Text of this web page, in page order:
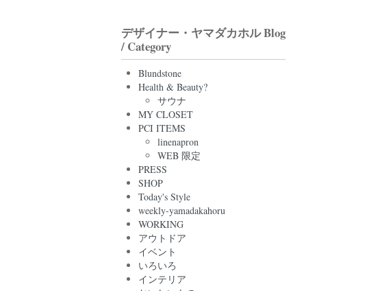
デザイナー・ヤマダカホル Blog
/ Category
Blundstone
Health & Beauty?
サウナ
MY CLOSET
PCI ITEMS
linenapron
WEB 限定
PRESS
SHOP
Today's Style
weekly-yamadakahoru
WORKING
アウトドア
イベント
いろいろ
インテリア